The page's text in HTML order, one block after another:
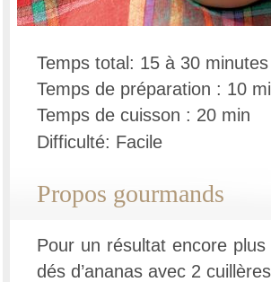
Temps total: 15 à 30 minutes
Temps de préparation : 10
Temps de cuisson : 20 min
Difficulté: Facile
Propos gourmands
Pour un résultat encore
dés d’ananas avec 2